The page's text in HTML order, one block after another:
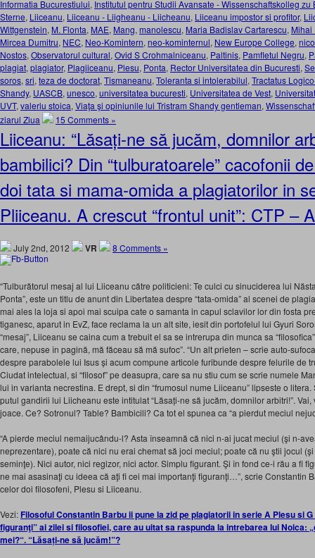
Informatia Bucurestiului, Institutul pentru Studii Avansate - Wissenschaftskolleg zu
Sterne, Liiceanu, Liiceanu - Liigheanu - Liicheanu, Liiceanu impostor si profitor,
Wittgenstein, M. Flonta, MAE, Mang, manolescu, Maria Badislav Cartarescu, Mihai
Mircea Dumitru, NEC, Neo-Komintern, neo-kominternul, New Europe College,
Nostos, Observatorul cultural, Ovid S Crohmalniceanu, Paltinis, Pamfletul Negru,
plagiat, plagiator, Plagiiceanu, Plesu, Ponta, Rector Universitatea din Bucuresti,
soros, sri, teza de doctorat, Tismaneanu, Toleranta si intolerabilul, Tractatus
Shandy, UASCB, unesco, universitatea bucuresti, Universitatea de Vest,
UVT, valeriu stoica, Viaţa şi opiniunile lui Tristram Shandy gentleman,
ziarul Ziua
15 Comments »
Liiceanu: “Lăsați-ne să jucăm, domnilor
bambilici? Din “tulburatoarele” cacofonii
doi tata si mama-omida a plagiatorilor in
Pliiceanu. A crescut “frontul unit”: CTP –
July 2nd, 2012 VR 8 Comments »
“Tulburătorul mesaj al lui Liiceanu către politicieni: Te culci cu sinuciderea lui
Ponta”, este un titlu de anunt din Libertatea despre “tata-omida” al scenei de
mai ales la loja si apoi mai scuipa cate o samanta in capul sclavilor lor din fosta
tiganesc, aparut in EvZ, face reclama la un alt site, iesit din portofelul lui Gyuri
“mesaj”, Liiceanu se caina cum a trebuit el sa se intrerupa din munca sa
care, nepuse în pagină, mă făceau să mă sufoc”. “Un alt prieten – scrie auto-
despre parabolele lui Isus și acum compune articole furibunde despre felurile de
Ciudat intelectual, si “filosof” pe deasupra, care sa nu stiu cum se scrie numele
lui in varianta necrestina. E drept, si din “frumosul nume Liiceanu” lipseste o
putul gandirii lui Liicheanu este intitulat “Lăsați-ne să jucăm, domnilor arbitri!”.
joace. Ce? Sotronul? Table? Bambicili? Ca tot el spunea ca “a pierdut meciul
“A pierde meciul nemaijucându-l? Asta înseamnă că nici n-ai jucat meciul (şi n-
neprezentare), poate că nici nu erai chemat să joci meciul; poate că nu ştii jocul
seminţe). Nici autor, nici regizor, nici actor. Simplu figurant. Şi în fond ce-i rău a fi
ne mai asasinaţi cu ideea că aţi fi cei mai importanţi figuranţi…”, scrie Constantin
celor doi filosofeni, Plesu si Liiceanu.
Vezi: Filosoful Constantin Barbu ii pune la zid pe plagiatorii in serie A Plesu si
figuranţi” ai zilei si filosofiei, care au uitat sa raspunda la intrebarea lui Noica:
mei?“. “Lăsați-ne să jucăm!”?